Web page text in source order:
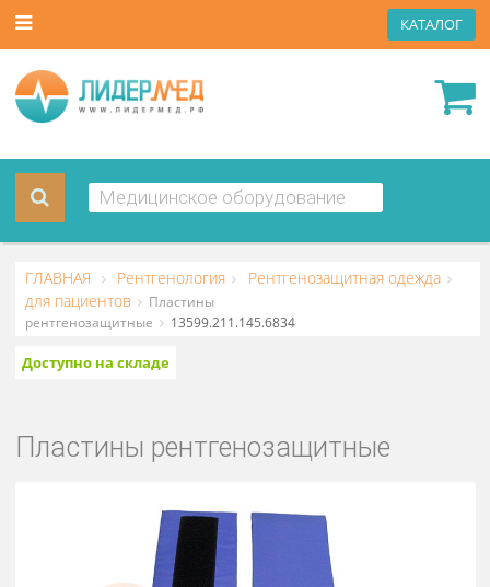
ГЛАВНАЯ Рентгенология
для пациентов
рентгенозащитные